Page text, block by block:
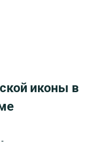
иконы в